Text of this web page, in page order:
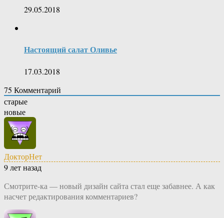
29.05.2018
Настоящий салат Оливье
17.03.2018
75 Комментарий
старые
новые
ДокторНет
9 лет назад
Смотрите-ка — новый дизайн сайта стал еще забавнее. А как
насчет редактирования комментариев?